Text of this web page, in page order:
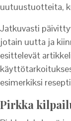
uutuustuotteita,
Jatkuvasti
jotain uutta ja
esittelevät
esimerkiksi
Pirkka